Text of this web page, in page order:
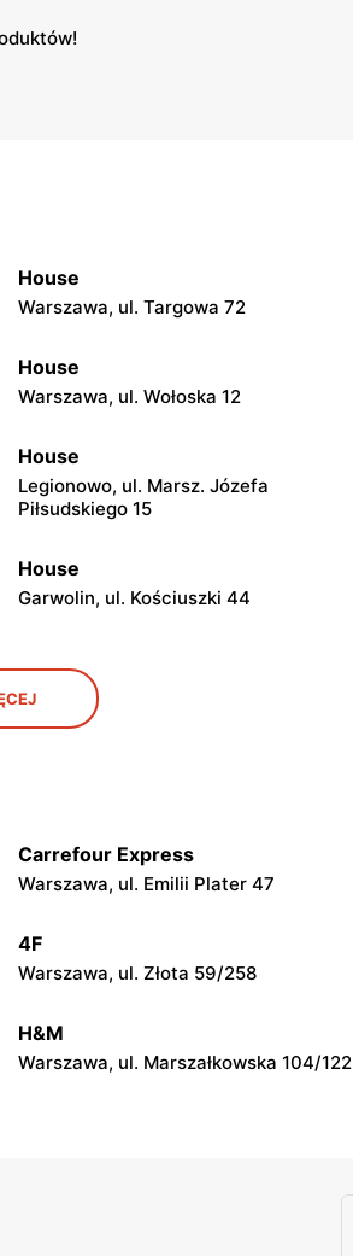
House
Warszawa, ul. Targowa 72
House
Warszawa, ul. Wołoska 12
House
Legionowo, ul. Marsz. Józefa
Piłsudskiego 15
House
Garwolin, ul. Kościuszki 44
House
Ciechanów, ul. Władysławowo 65
House
Łuków, ul. Międzyrzecka 12
House
Carrefour Express
Warszawa, ul. Emilii Plater 47
4F
Warszawa, ul. Złota 59/258
H&M
Warszawa, ul. Marszałkowska 104/122